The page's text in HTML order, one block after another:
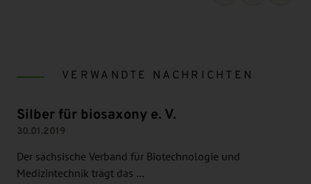
VERWANDTE NACHRICHTEN
Silber für biosaxony e. V.
30.01.2019
Der sächsische Verband für Biotechnologie und
Medizintechnik trägt das …